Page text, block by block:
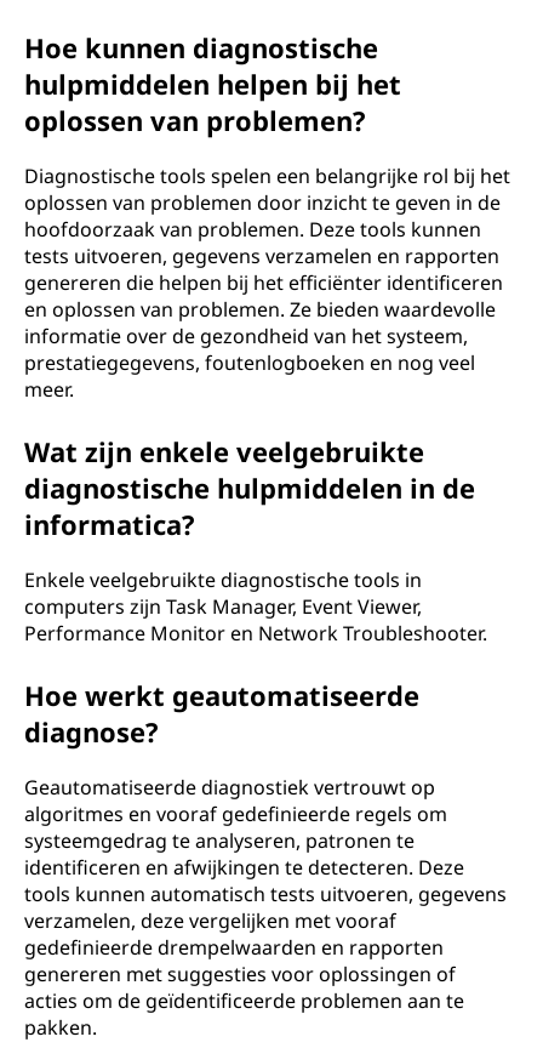
Hoe kunnen diagnostische
hulpmiddelen helpen bij het
oplossen van problemen?
Diagnostische tools spelen een belangrijke rol bij het
oplossen van problemen door inzicht te geven in de
hoofdoorzaak van problemen. Deze tools kunnen
tests uitvoeren, gegevens verzamelen en rapporten
genereren die helpen bij het efficiënter identificeren
en oplossen van problemen. Ze bieden waardevolle
informatie over de gezondheid van het systeem,
prestatiegegevens, foutenlogboeken en nog veel
meer.
Wat zijn enkele veelgebruikte
diagnostische hulpmiddelen in de
informatica?
Enkele veelgebruikte diagnostische tools in
computers zijn Task Manager, Event Viewer,
Performance Monitor en Network Troubleshooter.
Hoe werkt geautomatiseerde
diagnose?
Geautomatiseerde diagnostiek vertrouwt op
algoritmes en vooraf gedefinieerde regels om
systeemgedrag te analyseren, patronen te
identificeren en afwijkingen te detecteren. Deze
tools kunnen automatisch tests uitvoeren, gegevens
verzamelen, deze vergelijken met vooraf
gedefinieerde drempelwaarden en rapporten
genereren met suggesties voor oplossingen of
acties om de geïdentificeerde problemen aan te
pakken.